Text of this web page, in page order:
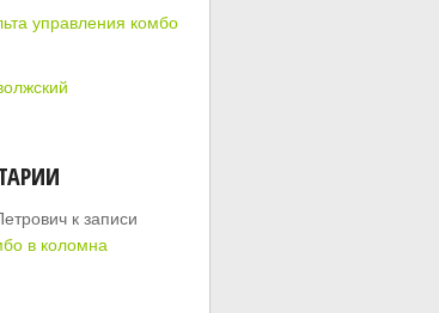
управления комбо
к записи
в коломна